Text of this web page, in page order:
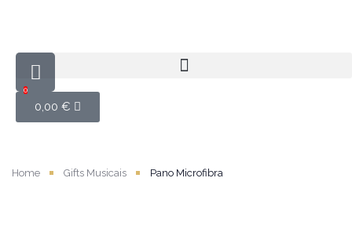
0,00 €
0
Home Gifts Musicais Pano Microfibra